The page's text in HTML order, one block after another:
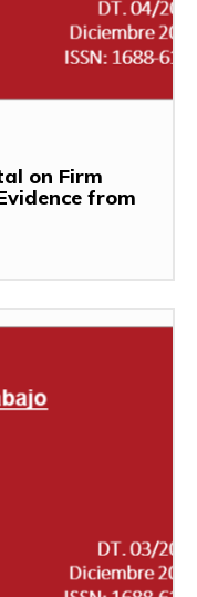
on Firm
from